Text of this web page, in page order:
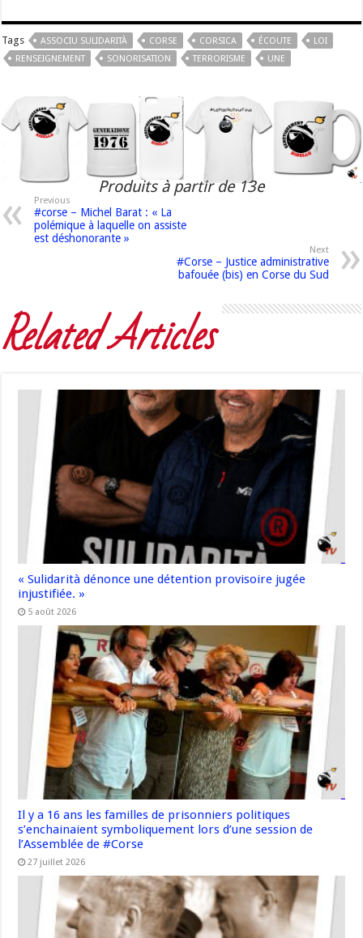
Tags ASSOCIU SULIDARITÀ CORSE CORSICA ÉCOUTE
LOI
RENSEIGNEMENT
SONORISATION TERRORISME UNE
Produits à partir de 13e
Previous
#corse – Michel Barat : « La
polémique à laquelle on assiste
est déshonorante »
Next
#Corse – Justice administrative
bafouée (bis) en Corse du Sud
Related Articles
« Sulidarità dénonce une détention provisoire jugée
injustifiée. »
5 août 2026
Il y a 16 ans les familles de prisonniers politiques
s’enchainaient symboliquement lors d’une session de
l’Assemblée de #Corse
27 juillet 2026